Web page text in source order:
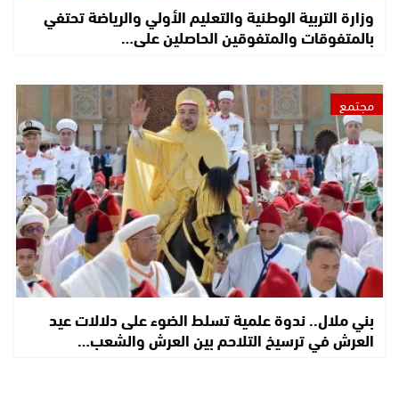
وزارة التربية الوطنية والتعليم الأولي والرياضة تحتفي
بالمتفوقات والمتفوقين الحاصلين على…
مجتمع
بني ملال.. ندوة علمية تسلط الضوء على دلالات عيد
العرش في ترسيخ التلاحم بين العرش والشعب…